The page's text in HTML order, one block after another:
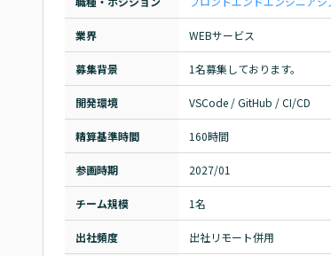
業界 WEBサービス
募集背景 1名募集しております。
開発環境 VSCode / GitHub / CI/CD
精算基準時間 160時間
参画時期 2027/01
チーム規模 1名
出社頻度 出社リモート併用